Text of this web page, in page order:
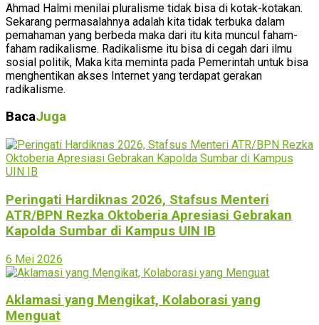
Ahmad Halmi menilai pluralisme tidak bisa di kotak-kotakan.
Sekarang permasalahnya adalah kita tidak terbuka dalam
pemahaman yang berbeda maka dari itu kita muncul faham-
faham radikalisme. Radikalisme itu bisa di cegah dari ilmu
sosial politik, Maka kita meminta pada Pemerintah untuk bisa
menghentikan akses Internet yang terdapat gerakan
radikalisme.
BacaJuga
Peringati Hardiknas 2026, Stafsus Menteri
ATR/BPN Rezka Oktoberia Apresiasi Gebrakan
Kapolda Sumbar di Kampus UIN IB
6 Mei 2026
Aklamasi yang Mengikat, Kolaborasi yang
Menguat